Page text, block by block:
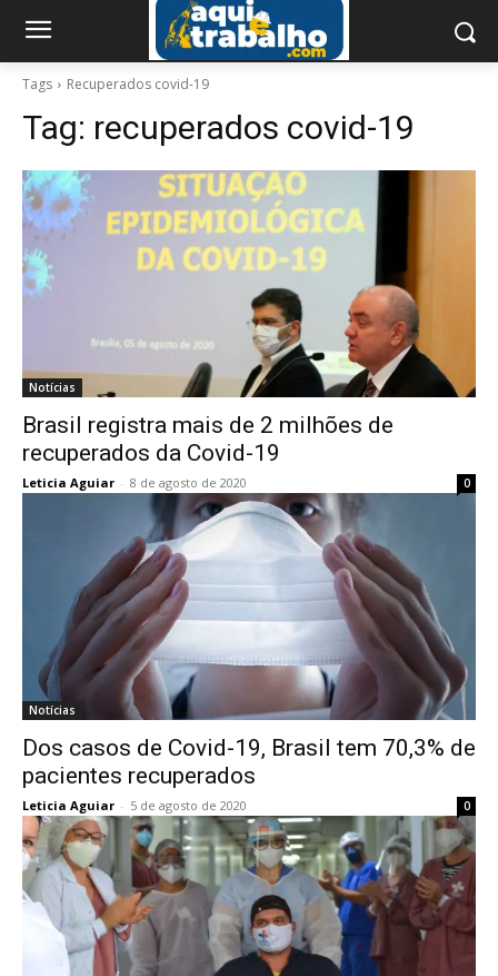
Tags Recuperados covid-19
Tag: recuperados covid-19
Notícias
Brasil registra mais de 2 milhões de
recuperados da Covid-19
Leticia Aguiar - 8 de agosto de 2020 0
Notícias
Dos casos de Covid-19, Brasil tem 70,3% de
pacientes recuperados
Leticia Aguiar - 5 de agosto de 2020 0